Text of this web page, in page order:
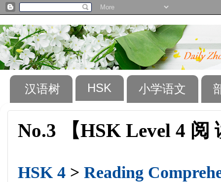
汉语树 HSK 小学语文
No.3 【HSK Level 4 阅
HSK 4 > Reading